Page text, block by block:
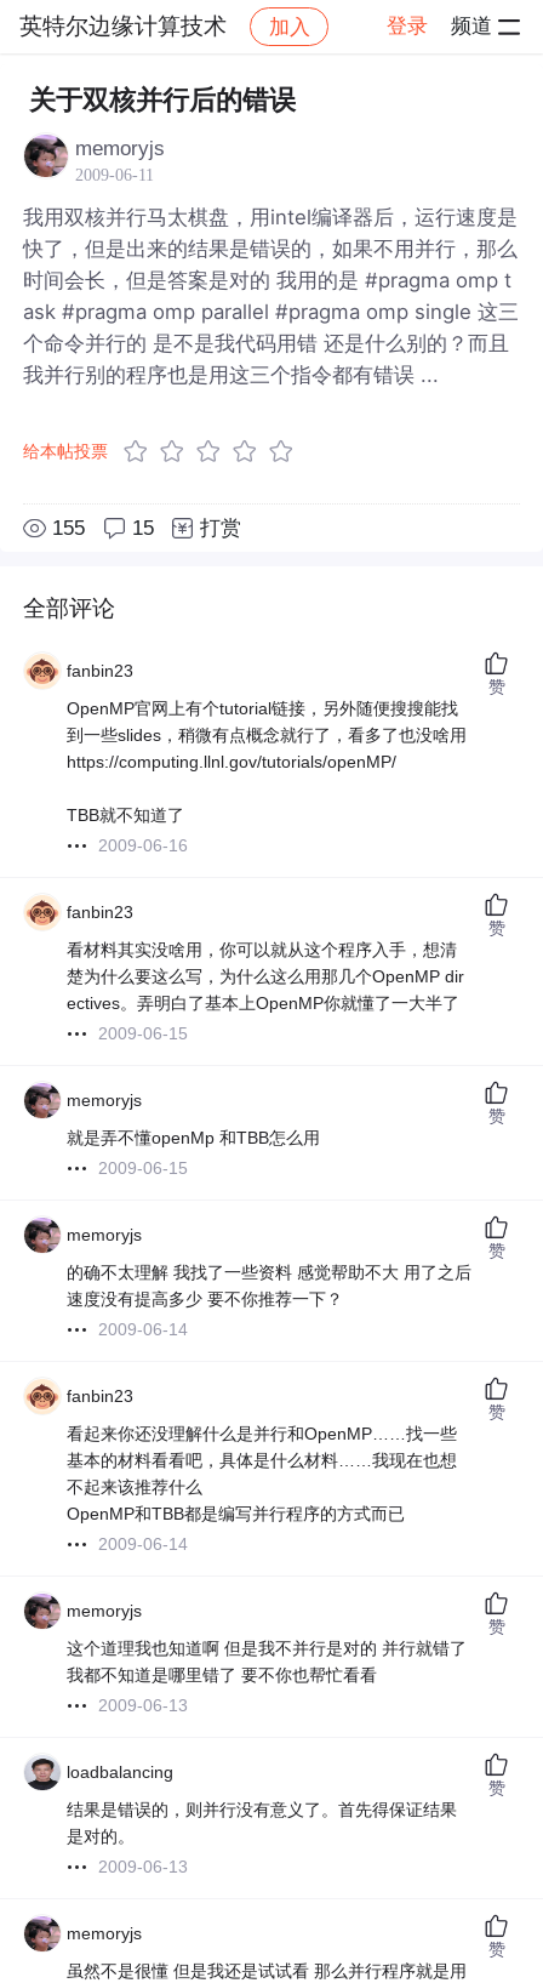
英特尔边缘计算技术 加入 登录 频道
社区 英特尔边缘计算技术
关于双核并行后的错误
memoryjs
2009-06-11
我用双核并行马太棋盘，用intel编译器后，运行速度是
快了，但是出来的结果是错误的，如果不用并行，那么
时间会长，但是答案是对的 我用的是 #pragma omp t
ask #pragma omp parallel #pragma omp single 这三
个命令并行的 是不是我代码用错 还是什么别的？而且
我并行别的程序也是用这三个指令都有错误 ...
给本帖投票
155 15 打赏
全部评论
fanbin23
OpenMP官网上有个tutorial链接，另外随便搜搜能找
到一些slides，稍微有点概念就行了，看多了也没啥用
https://computing.llnl.gov/tutorials/openMP/
TBB就不知道了
2009-06-16
赞
fanbin23
看材料其实没啥用，你可以就从这个程序入手，想清
楚为什么要这么写，为什么这么用那几个OpenMP dir
ectives。弄明白了基本上OpenMP你就懂了一大半了
2009-06-15
赞
memoryjs
就是弄不懂openMp 和TBB怎么用
2009-06-15
赞
memoryjs
的确不太理解 我找了一些资料 感觉帮助不大 用了之后
速度没有提高多少 要不你推荐一下？
2009-06-14
赞
fanbin23
看起来你还没理解什么是并行和OpenMP……找一些
基本的材料看看吧，具体是什么材料……我现在也想
不起来该推荐什么
OpenMP和TBB都是编写并行程序的方式而已
2009-06-14
赞
memoryjs
这个道理我也知道啊 但是我不并行是对的 并行就错了
我都不知道是哪里错了 要不你也帮忙看看
2009-06-13
赞
loadbalancing
结果是错误的，则并行没有意义了。首先得保证结果
是对的。
2009-06-13
赞
memoryjs
虽然不是很懂 但是我还是试试看 那么并行程序就是用
赞